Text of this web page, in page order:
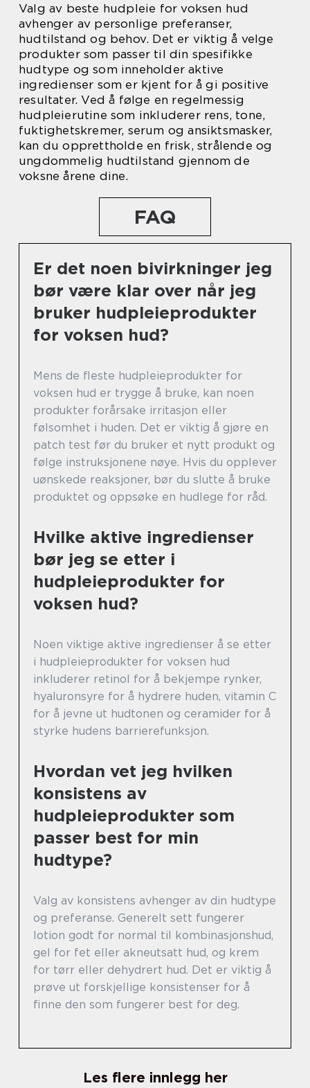
Valg av beste hudpleie for voksen hud
avhenger av personlige preferanser,
hudtilstand og behov. Det er viktig å velge
produkter som passer til din spesifikke
hudtype og som inneholder aktive
ingredienser som er kjent for å gi positive
resultater. Ved å følge en regelmessig
hudpleierutine som inkluderer rens, tone,
fuktighetskremer, serum og ansiktsmasker,
kan du opprettholde en frisk, strålende og
ungdommelig hudtilstand gjennom de
voksne årene dine.
FAQ
Er det noen bivirkninger jeg
bør være klar over når jeg
bruker hudpleieprodukter
for voksen hud?
Mens de fleste hudpleieprodukter for
voksen hud er trygge å bruke, kan noen
produkter forårsake irritasjon eller
følsomhet i huden. Det er viktig å gjøre en
patch test før du bruker et nytt produkt og
følge instruksjonene nøye. Hvis du opplever
uønskede reaksjoner, bør du slutte å bruke
produktet og oppsøke en hudlege for råd.
Hvilke aktive ingredienser
bør jeg se etter i
hudpleieprodukter for
voksen hud?
Noen viktige aktive ingredienser å se etter
i hudpleieprodukter for voksen hud
inkluderer retinol for å bekjempe rynker,
hyaluronsyre for å hydrere huden, vitamin C
for å jevne ut hudtonen og ceramider for å
styrke hudens barrierefunksjon.
Hvordan vet jeg hvilken
konsistens av
hudpleieprodukter som
passer best for min
hudtype?
Valg av konsistens avhenger av din hudtype
og preferanse. Generelt sett fungerer
lotion godt for normal til kombinasjonshud,
gel for fet eller akneutsatt hud, og krem
for tørr eller dehydrert hud. Det er viktig å
prøve ut forskjellige konsistenser for å
finne den som fungerer best for deg.
Les flere innlegg her